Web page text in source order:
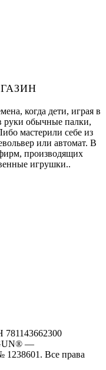
когда дети, играя в
руки обычные палки,
мастерили себе из
или автомат. В
производящих
игрушки..
—
1238601. Все права